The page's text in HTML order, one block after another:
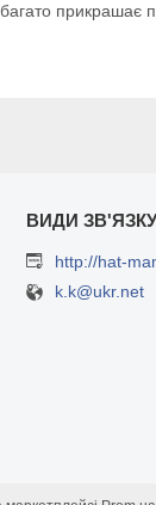
прикрашає
http://hat-
k.k@ukr.net